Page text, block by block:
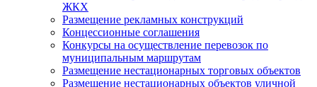
ЖКХ
Размещение рекламных конструкций
Концессионные соглашения
Конкурсы на осуществление перевозок по
муниципальным маршрутам
Размещение нестационарных торговых объектов
Размещение нестационарных объектов уличной